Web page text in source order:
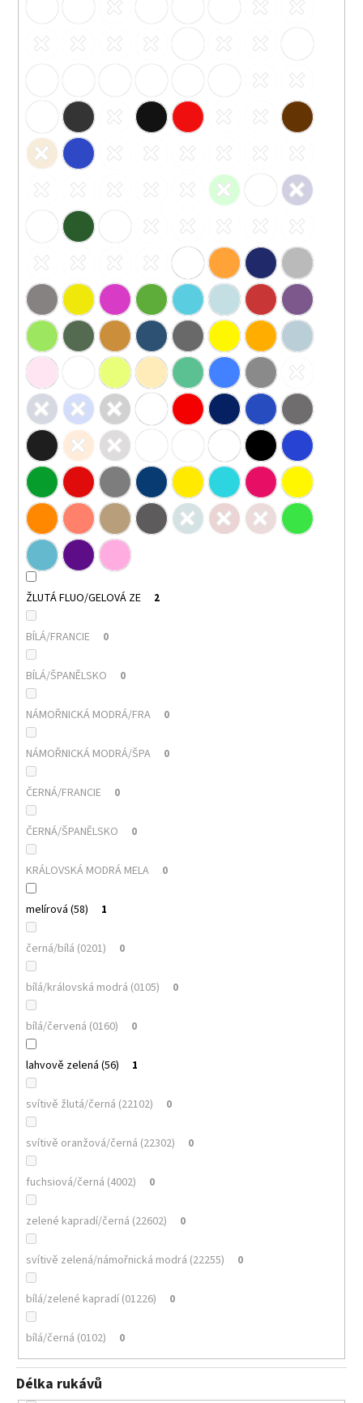
ŽLUTÁ FLUO/GELOVÁ ZE 2
BÍLÁ/FRANCIE 0
BÍLÁ/ŠPANĚLSKO 0
NÁMOŘNICKÁ MODRÁ/FRA 0
NÁMOŘNICKÁ MODRÁ/ŠPA 0
ČERNÁ/FRANCIE 0
ČERNÁ/ŠPANĚLSKO 0
KRÁLOVSKÁ MODRÁ MELA 0
melírová (58) 1
černá/bílá (0201) 0
bílá/královská modrá (0105) 0
bílá/červená (0160) 0
lahvově zelená (56) 1
svítivě žlutá/černá (22102) 0
svítivě oranžová/černá (22302) 0
fuchsiová/černá (4002) 0
zelené kapradí/černá (22602) 0
svítivě zelená/námořnická modrá (22255) 0
bílá/zelené kapradí (01226) 0
bílá/černá (0102) 0
Délka rukávů